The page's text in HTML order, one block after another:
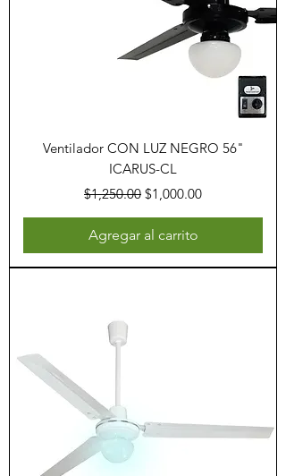
Ventilador CON LUZ NEGRO 56"
ICARUS-CL
Precio
$1,250.00 Precio de oferta
$1,000.00
Agregar al carrito